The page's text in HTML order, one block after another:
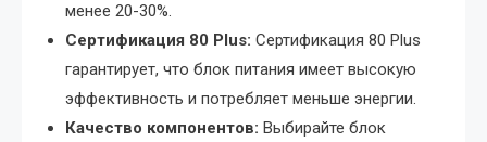
менее 20-30%.
Сертификация 80 Plus: Сертификация 80 Plus
гарантирует, что блок питания имеет высокую
эффективность и потребляет меньше энергии.
Качество компонентов: Выбирайте блок